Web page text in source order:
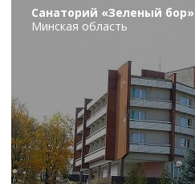
Санаторий «Зеленый бор»
Минская область